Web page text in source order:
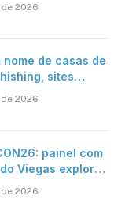
2026
nome de casas de
sites
2026
painel com
Viegas explora
Contabilidade
2026